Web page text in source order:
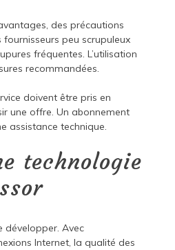
des précautions
peu scrupuleux
fréquentes. L’utilisation
recommandées.
doivent être pris en
une offre. Un abonnement
assistance technique.
technologie
développer. Avec
Internet, la qualité des